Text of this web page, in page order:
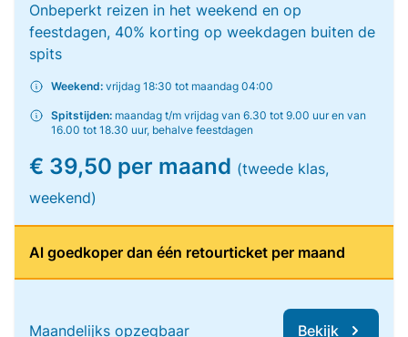
Onbeperkt reizen in het weekend en op
feestdagen, 40% korting op weekdagen buiten de
spits
Weekend: vrijdag 18:30 tot maandag 04:00
Spitstijden: maandag t/m vrijdag van 6.30 tot 9.00 uur en van
16.00 tot 18.30 uur, behalve feestdagen
€ 39,50 per maand (tweede klas,
weekend)
Al goedkoper dan één retourticket per maand
Maandelijks opzegbaar Bekijk